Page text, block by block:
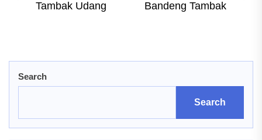
navigation
Previous
Tambak Udang
Bandeng Tambak
Search
Search